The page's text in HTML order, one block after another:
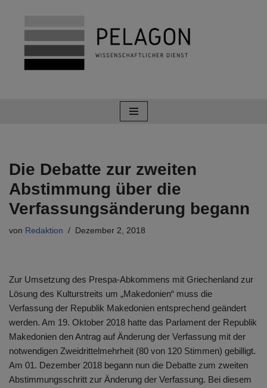
Zum
Inhalt
springen
Die Debatte zur zweiten
Abstimmung über die
Verfassungsänderung begann
von Redaktion Dezember 2, 2018
Zur Umsetzung des Prespa-Abkommens mit Griechenland zur
Lösung des Kulturstreits um „Makedonien“ muss die
Verfassung der Republik Makedonien entsprechend geändert
werden. Am 19. Oktober 2018 hatte das Parlament der Republik
Makedonien den Antrag auf Änderung der Verfassung mit der
notwendigen Zweidrittelmehrheit (80 von 120 Stimmen) gebilligt.
Am 01. Dezember 2018 begann nun die Debatte zum zweiten
Abstimmungsschritt zur Änderung der Verfassung. Bei diesem